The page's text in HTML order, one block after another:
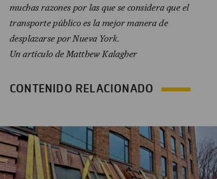
muchas razones por las que se considera que el
transporte público es la mejor manera de
desplazarse por Nueva York.
Un artículo de Matthew Kalagher
CONTENIDO RELACIONADO